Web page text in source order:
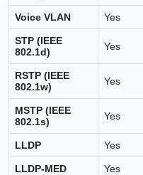
Voice VLAN Yes
STP (IEEE
802.1d)
Yes
RSTP (IEEE
802.1w)
Yes
MSTP (IEEE
802.1s)
Yes
LLDP Yes
LLDP-MED Yes